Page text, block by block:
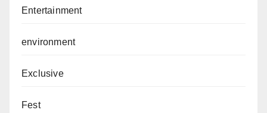
Entertainment
environment
Exclusive
Fest